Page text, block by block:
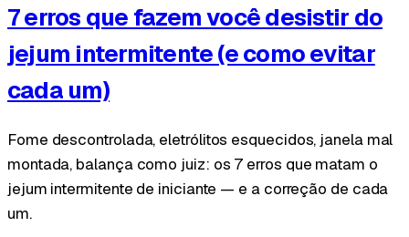
7 erros que fazem você desistir do
jejum intermitente (e como evitar
cada um)
Fome descontrolada, eletrólitos esquecidos, janela mal
montada, balança como juiz: os 7 erros que matam o
jejum intermitente de iniciante — e a correção de cada
um.